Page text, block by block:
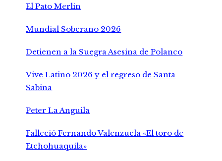
El Pato Merlin
Mundial Soberano 2026
Detienen a la Suegra Asesina de Polanco
Vive Latino 2026 y el regreso de Santa
Sabina
Peter La Anguila
Falleció Fernando Valenzuela «El toro de
Etchohuaquila»